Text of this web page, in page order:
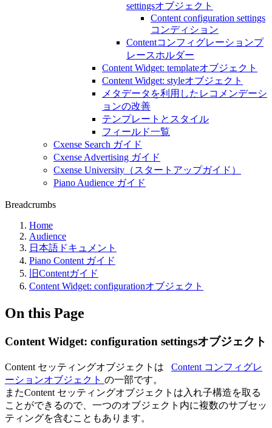
settingsオブジェクト
Content configuration settings
コンディション
Contentコンフィグレーションプ
レースホルダー
Content Widget: templateオブジェクト
Content Widget: styleオブジェクト
メタデータを利用したレコメンデーシ
ョンの改善
テンプレートとスタイル
フィールド一覧
Cxense Search ガイド
Cxense Advertising ガイド
Cxense University（スタートアップガイド）
Piano Audience ガイド
Breadcrumbs
Home
Audience
日本語ドキュメント
Piano Content ガイド
旧Contentガイド
Content Widget: configurationオブジェクト
On this Page
Content Widget: configuration settingsオブジェクト
Content セッティングオブジェクトは Content コンフィグレ
ーションオブジェクト の一部です。
またContent セッティングオブジェクトは入れ子構造を取る
ことができるので、一つのオブジェクト内に複数のサブセッ
ティングを含むこともあります。